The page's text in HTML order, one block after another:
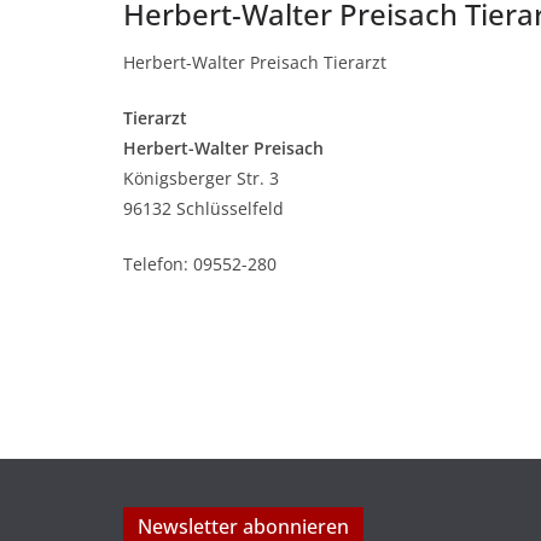
Herbert-Walter Preisach
Herbert-Walter Preisach Tierarzt
Tierarzt
Herbert-Walter Preisach
Königsberger Str. 3
96132 Schlüsselfeld
Telefon: 09552-280
Newsletter abonnieren